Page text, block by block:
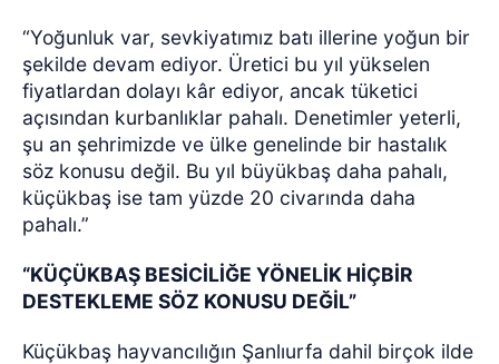
“Yoğunluk var, sevkiyatımız batı illerine yoğun bir
şekilde devam ediyor. Üretici bu yıl yükselen
fiyatlardan dolayı kâr ediyor, ancak tüketici
açısından kurbanlıklar pahalı. Denetimler yeterli,
şu an şehrimizde ve ülke genelinde bir hastalık
söz konusu değil. Bu yıl büyükbaş daha pahalı,
küçükbaş ise tam yüzde 20 civarında daha
pahalı.”
“KÜÇÜKBAŞ BESİCİLİĞE YÖNELİK HİÇBİR
DESTEKLEME SÖZ KONUSU DEĞİL”
Küçükbaş hayvancılığın Şanlıurfa dahil birçok ilde